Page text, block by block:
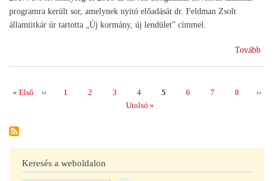
programra került sor, amelynek nyitó előadását dr. Feldman Zsolt
államtitkár úr tartotta „Új kormány, új lendület” címmel.
Tovább
Első
« Első
Előző
‹‹ Page
1 Page
2 Page
3 Page
4 Page
5 Page
6 Page
7 Page
8
››
Utolsó
Utolsó »
Keresés a weboldalon